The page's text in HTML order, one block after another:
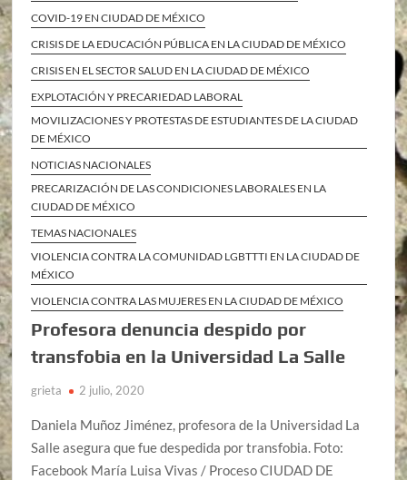
COVID-19 EN CIUDAD DE MÉXICO
CRISIS DE LA EDUCACIÓN PÚBLICA EN LA CIUDAD DE MÉXICO
CRISIS EN EL SECTOR SALUD EN LA CIUDAD DE MÉXICO
EXPLOTACIÓN Y PRECARIEDAD LABORAL
MOVILIZACIONES Y PROTESTAS DE ESTUDIANTES DE LA CIUDAD
DE MÉXICO
NOTICIAS NACIONALES
PRECARIZACIÓN DE LAS CONDICIONES LABORALES EN LA
CIUDAD DE MÉXICO
TEMAS NACIONALES
VIOLENCIA CONTRA LA COMUNIDAD LGBTTTI EN LA CIUDAD DE
MÉXICO
VIOLENCIA CONTRA LAS MUJERES EN LA CIUDAD DE MÉXICO
Profesora denuncia despido por
transfobia en la Universidad La Salle
grieta 2 julio, 2020
Daniela Muñoz Jiménez, profesora de la Universidad La
Salle asegura que fue despedida por transfobia. Foto:
Facebook María Luisa Vivas / Proceso CIUDAD DE